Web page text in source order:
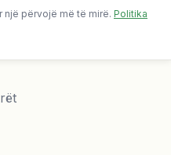
10,000 ALL
përvojë më të mirë. Politika